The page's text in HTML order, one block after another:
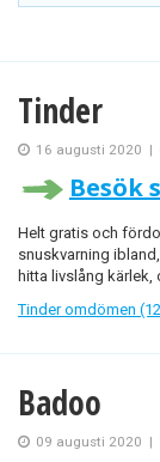
Tinder
16 augusti 2020 |
Besök
Helt gratis och
snuskvarning
hitta livslång kärlek,
Tinder omdömen
Badoo
09 augusti 2020 |